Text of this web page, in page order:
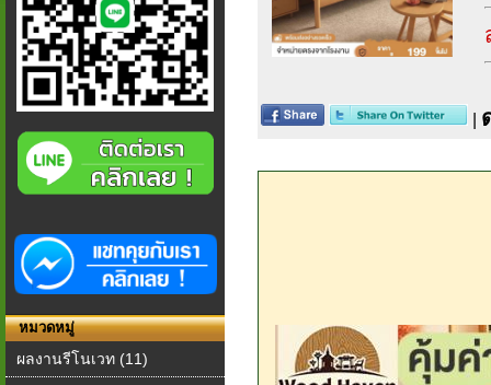
หมวดหมู่
ผลงานรีโนเวท (11)